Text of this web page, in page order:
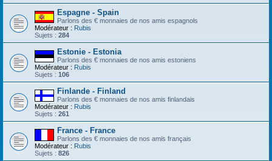
Espagne - Spain
Parlons des € monnaies de nos amis espagnols
Modérateur : Rubis
Sujets : 284
Estonie - Estonia
Parlons des € monnaies de nos amis estoniens
Modérateur : Rubis
Sujets : 106
Finlande - Finland
Parlons des € monnaies de nos amis finlandais
Modérateur : Rubis
Sujets : 261
France - France
Parlons des € monnaies de nos amis français
Modérateur : Rubis
Sujets : 826